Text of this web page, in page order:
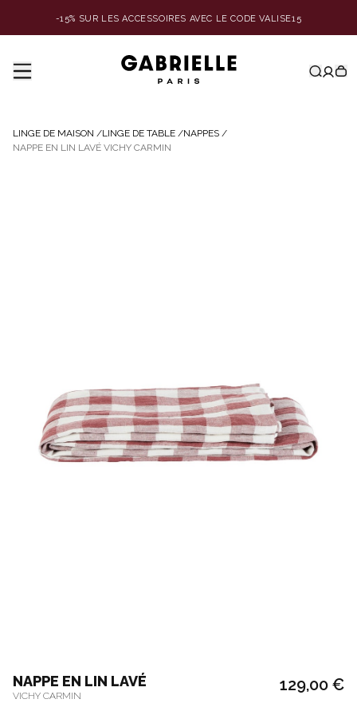
-15% SUR LES ACCESSOIRES AVEC LE CODE VALISE15
LINGE DE MAISON /LINGE DE TABLE /NAPPES /
NAPPE EN LIN LAVÉ VICHY CARMIN
NAPPE EN LIN LAVÉ
VICHY CARMIN
129,00 €